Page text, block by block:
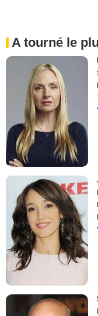
A tourné le